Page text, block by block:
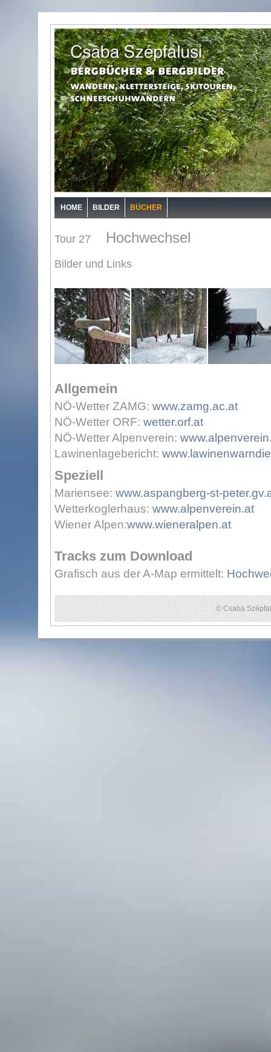
HOME BILDER BÜCHER
Tour 27 Hochwechsel
Bilder und Links
Allgemein
NÖ-Wetter ZAMG: www.zamg.ac.at
NÖ-Wetter ORF: wetter.orf.at
NÖ-Wetter Alpenverein:
Lawinenlagebericht:
Speziell
Mariensee: www.aspangberg-st-
Wetterkoglerhaus: www.alpenverein.at
Wiener Alpen:www.wieneralpen.at
Tracks zum Download
Grafisch aus der A-Map ermittelt:
© Csaba